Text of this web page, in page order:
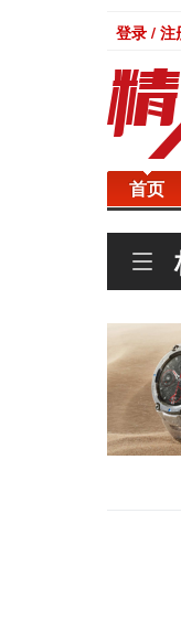
登录 / 注
首页